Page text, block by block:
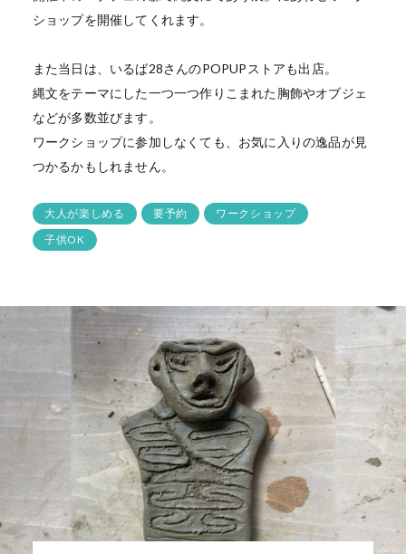
ショップを開催してくれます。
また当日は、いるば28さんのPOPUPストアも出店。
縄文をテーマにした一つ一つ作りこまれた胸飾やオブジェ
などが多数並びます。
ワークショップに参加しなくても、お気に入りの逸品が見
つかるかもしれません。
大人が楽しめる 要予約
ワークショップ
子供OK